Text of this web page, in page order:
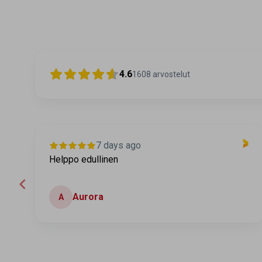
4.61608 arvostelut
7 days ago
Helppo edullinen
A Aurora